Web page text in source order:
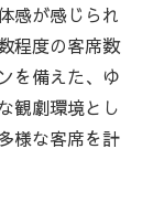
感が感じられ
程度の客席数
を備えた、ゆ
観劇環境とし
様な客席を計